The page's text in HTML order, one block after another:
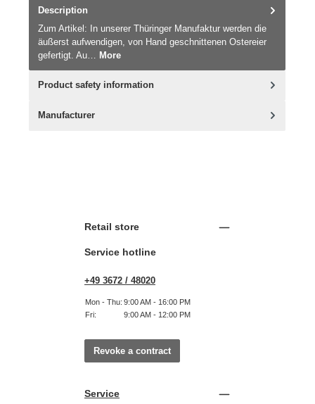
Description
Zum Artikel: In unserer Thüringer Manufaktur werden die
äußerst aufwendigen, von Hand geschnittenen Ostereier
gefertigt. Au… More
Product safety information
Manufacturer
Retail store
Service hotline
+49 3672 / 48020
Mon - Thu: 9:00 AM - 16:00 PM
Fri:
9:00 AM - 12:00 PM
Revoke a contract
Service